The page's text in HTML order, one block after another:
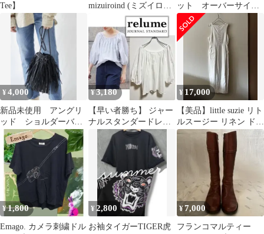
Tee】
mizuiroind (ミズイロイ
ンド) ミリタリー ロン
グジレ
ット オーバーサイ
ズ スタンドカラー
¥4,000
新品未使用 アングリ
ッド ショルダーバッ
グ
¥3,180
【早い者勝ち】 ジャー
ナルスタンダードレリ
ューム コットンギャザ
ープルオーバー
¥ 17,000
【美品】little suzie リト
ルスージー リネン ドレ
ス / ワンピース
¥1,800
Emago. カメラ刺繍ドル
¥ 2,800
お袖タイガーTIGER虎
¥7,000
フランコマルティー